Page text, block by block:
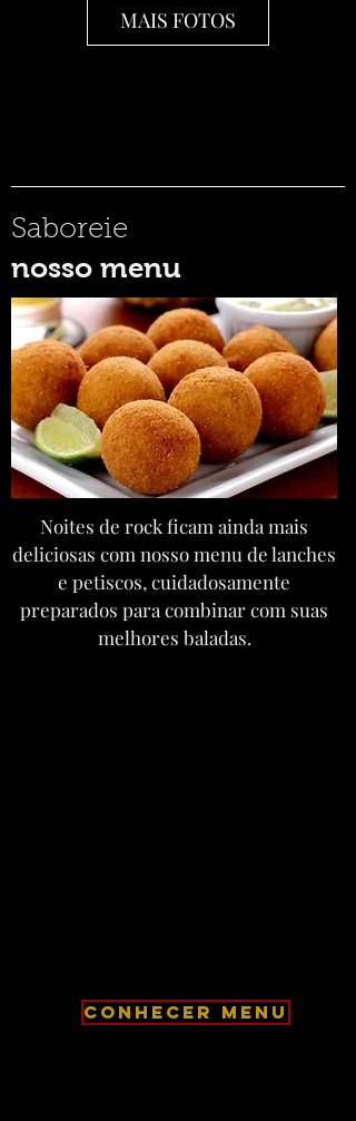
MAIS FOTOS
Saboreie
nosso menu
Noites de rock ficam ainda mais
deliciosas com nosso menu de lanches
e petiscos, cuidadosamente
preparados para combinar com suas
melhores baladas.
CONHECER MENU